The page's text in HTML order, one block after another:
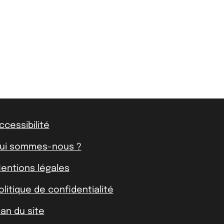
sommes-nous ?
légales
de confidentialité
du site